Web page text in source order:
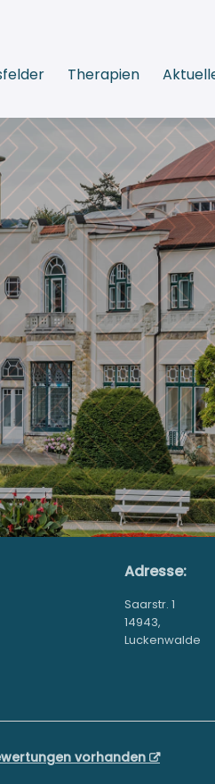
Therapien
Adresse:
Saarstr. 1
14943,
Luckenwalde
vorhanden